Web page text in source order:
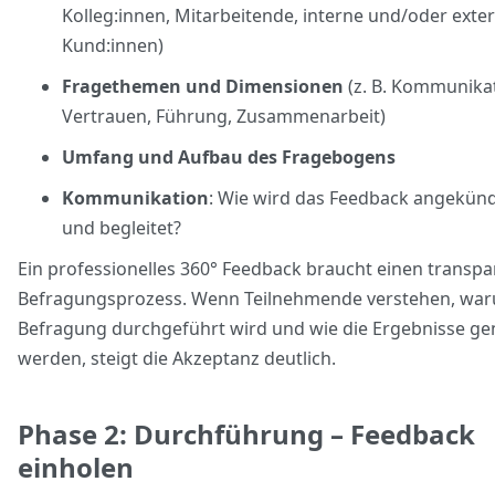
Kolleg:innen, Mitarbeitende, interne und/oder
Kund:innen)
Fragethemen und Dimensionen (z. B.
Vertrauen, Führung, Zusammenarbeit)
Umfang und Aufbau des Fragebogens
Kommunikation: Wie wird das Feedback
und begleitet?
Ein professionelles 360° Feedback braucht einen
Befragungsprozess. Wenn Teilnehmende verstehen,
Befragung durchgeführt wird und wie die Ergebnisse
werden, steigt die Akzeptanz deutlich.
Phase 2: Durchführung – Feedback
einholen